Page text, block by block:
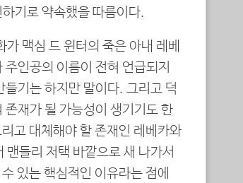
기로 약속했을 따름이다.
맥심 드 윈터의 죽은 아내 레베
인공의 이름이 전혀 언급되지
기는 하지만 말이다. 그리고 덕
재가 될 가능성이 생기기도 한
고 대체해야 할 존재인 레베카와
들리 저택 바깥으로 새 나가서
있는 핵심적인 이유라는 점에